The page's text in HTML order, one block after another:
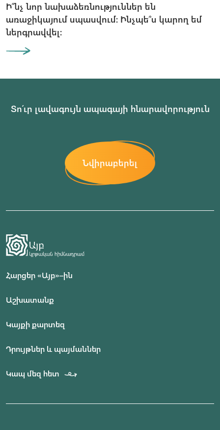
Ի՞նչ նոր նախաձեռնություններ են
առաջիկայում սպասվում։ Ինչպե՞ս կարող եմ
ներգրավվել։
Տո՛ւր լավագույն ապագայի հնարավորություն
Նվիրաբերել
Հարցեր «Այբ»–ին
Աշխատանք
Կայքի քարտեզ
Դրույթներ և պայմաններ
Կապ մեզ հետ